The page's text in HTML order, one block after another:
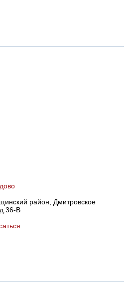
район, Дмитровское
В